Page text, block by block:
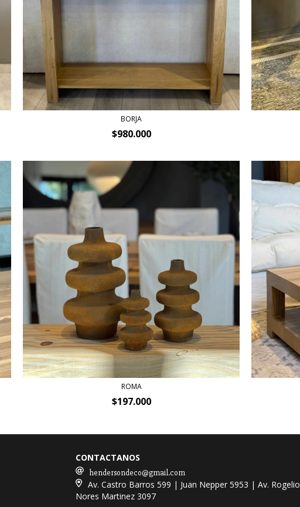
BORJA
$980.000
ROMA
$197.000
CONTACTANOS
hendersondeco@gmail.com
Av. Castro Barros 599 | Juan Nepper 5953 | Av. Rogelio
Nores Martinez 3097